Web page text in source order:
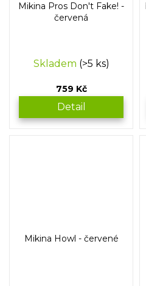
Mikina Pros Don't Fake! -
červená
Skladem (>5 ks)
759 Kč
Detail
Mikina Howl - červené